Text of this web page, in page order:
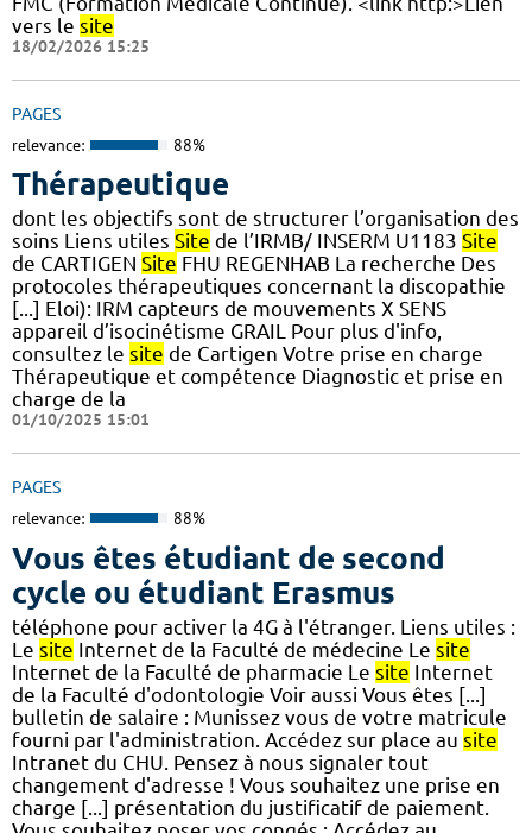
vers le site
18/02/2026 15:25
PAGES
relevance: 88%
Thérapeutique
dont les objectifs sont de structurer l’organisation des
soins Liens utiles Site de l’IRMB/ INSERM U1183 Site
de CARTIGEN Site FHU REGENHAB La recherche Des
protocoles thérapeutiques concernant la discopathie
[...] Eloi): IRM capteurs de mouvements X SENS
appareil d’isocinétisme GRAIL Pour plus d'info,
consultez le site de Cartigen Votre prise en charge
Thérapeutique et compétence Diagnostic et prise en
charge de la
01/10/2025 15:01
PAGES
relevance: 88%
Vous êtes étudiant de second
cycle ou étudiant Erasmus
téléphone pour activer la 4G à l'étranger. Liens utiles :
Le site Internet de la Faculté de médecine Le site
Internet de la Faculté de pharmacie Le site Internet
de la Faculté d'odontologie Voir aussi Vous êtes [...]
bulletin de salaire : Munissez vous de votre matricule
fourni par l'administration. Accédez sur place au site
Intranet du CHU. Pensez à nous signaler tout
changement d'adresse ! Vous souhaitez une prise en
charge [...] présentation du justificatif de paiement.